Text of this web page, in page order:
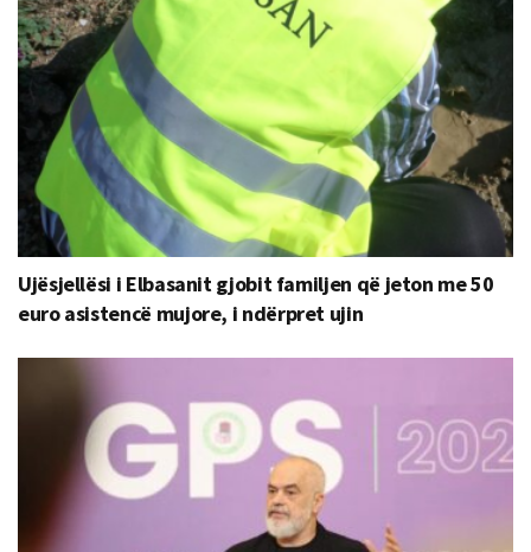
Ujësjellësi i Elbasanit gjobit familjen që jeton me 50
euro asistencë mujore, i ndërpret ujin